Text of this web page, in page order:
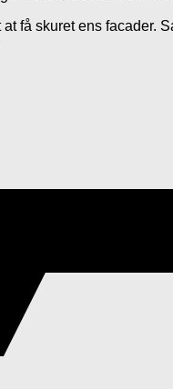
få skuret ens